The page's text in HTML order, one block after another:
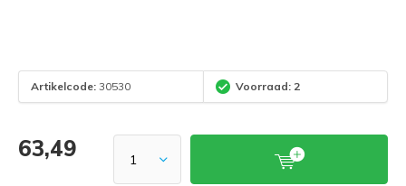
Artikelcode: 30530 Voorraad: 2
63,49